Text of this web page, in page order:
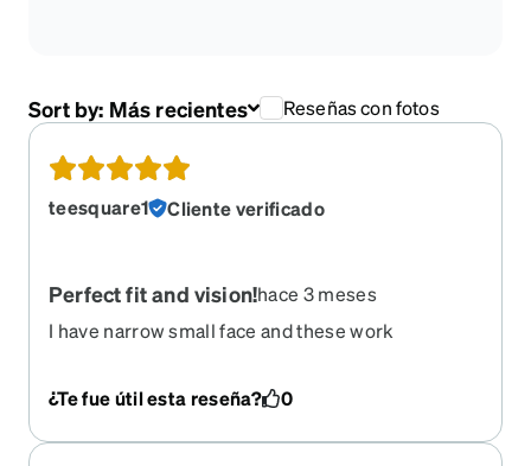
Sort by: Más recientes Reseñas con fotos
teesquare1 Cliente verificado
Perfect fit and vision!hace 3 meses
I have narrow small face and these work
¿Te fue útil esta reseña?
0